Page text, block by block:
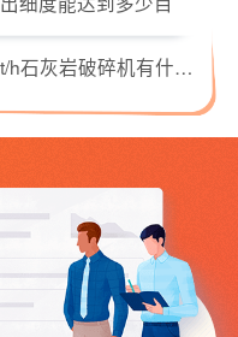
灰岩破碎机有什么推荐